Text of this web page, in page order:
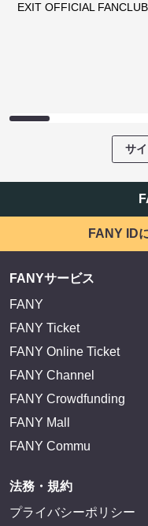
EXIT OFFICIAL
サ
FANY ID
FANYサービス
FANY
FANY Ticket
FANY Online Ticket
FANY Channel
FANY Crowdfunding
FANY Mall
FANY Commu
法務・規約
プライバシーポリシー